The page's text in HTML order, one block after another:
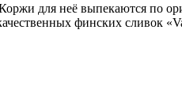
для неё выпекаются по
финских сливок